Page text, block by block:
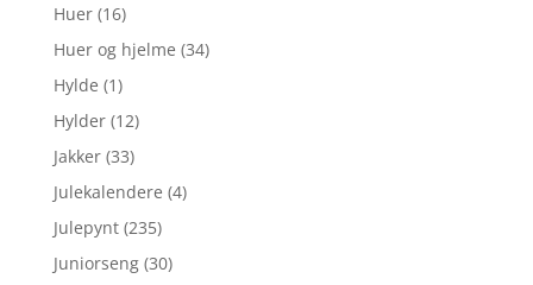
Huer (16)
Huer og hjelme (34)
Hylde (1)
Hylder (12)
Jakker (33)
Julekalendere (4)
Julepynt (235)
Juniorseng (30)